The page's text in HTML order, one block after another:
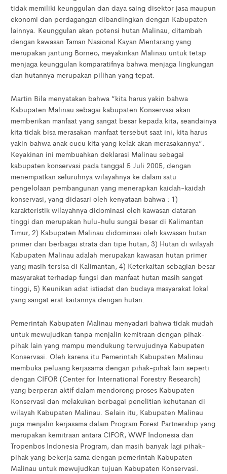
tidak memiliki keunggulan dan daya saing disektor jasa maupun
ekonomi dan perdagangan dibandingkan dengan Kabupaten
lainnya. Keunggulan akan potensi hutan Malinau, ditambah
dengan kawasan Taman Nasional Kayan Mentarang yang
merupakan jantung Borneo, meyakinkan Malinau untuk tetap
menjaga keunggulan komparatifnya bahwa menjaga lingkungan
dan hutannya merupakan pilihan yang tepat.
Martin Bila menyatakan bahwa “kita harus yakin bahwa
Kabupaten Malinau sebagai kabupaten Konservasi akan
memberikan manfaat yang sangat besar kepada kita, seandainya
kita tidak bisa merasakan manfaat tersebut saat ini, kita harus
yakin bahwa anak cucu kita yang kelak akan merasakannya”.
Keyakinan ini membuahkan deklarasi Malinau sebagai
kabupaten konservasi pada tanggal 5 Juli 2005, dengan
menempatkan seluruhnya wilayahnya ke dalam satu
pengelolaan pembangunan yang menerapkan kaidah-kaidah
konservasi, yang didasari oleh kenyataan bahwa : 1)
karakteristik wilayahnya didominasi oleh kawasan dataran
tinggi dan merupakan hulu-hulu sungai besar di Kalimantan
Timur, 2) Kabupaten Malinau didominasi oleh kawasan hutan
primer dari berbagai strata dan tipe hutan, 3) Hutan di wilayah
Kabupaten Malinau adalah merupakan kawasan hutan primer
yang masih tersisa di Kalimantan, 4) Keterkaitan sebagian besar
masyarakat terhadap fungsi dan manfaat hutan masih sangat
tinggi, 5) Keunikan adat istiadat dan budaya masyarakat lokal
yang sangat erat kaitannya dengan hutan.
Pemerintah Kabupaten Malinau menyadari bahwa tidak mudah
untuk mewujudkan tanpa menjalin kemitraan dengan pihak-
pihak lain yang mampu mendukung terwujudnya Kabupaten
Konservasi. Oleh karena itu Pemerintah Kabupaten Malinau
membuka peluang kerjasama dengan pihak-pihak lain seperti
dengan CIFOR (Center for International Forestry Research)
yang berperan aktif dalam mendorong proses Kabupaten
Konservasi dan melakukan berbagai penelitian kehutanan di
wilayah Kabupaten Malinau. Selain itu, Kabupaten Malinau
juga menjalin kerjasama dalam Program Forest Partnership yang
merupakan kemitraan antara CIFOR, WWF Indonesia dan
Tropenbos Indonesia Program, dan masih banyak lagi pihak-
pihak yang bekerja sama dengan pemerintah Kabupaten
Malinau untuk mewujudkan tujuan Kabupaten Konservasi.